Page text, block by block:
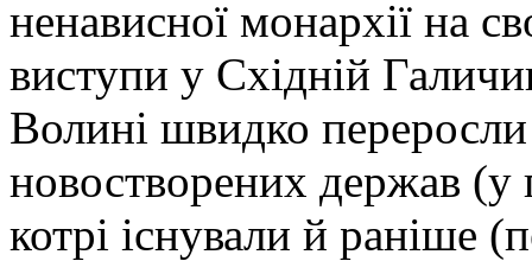
ненависної монархії на
виступи у Східній
Волині швидко
новостворених держав
котрі існували й раніше